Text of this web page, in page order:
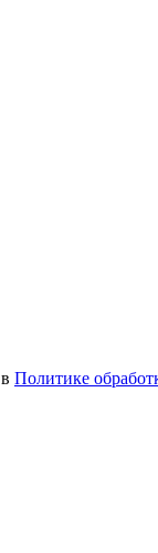
Политике